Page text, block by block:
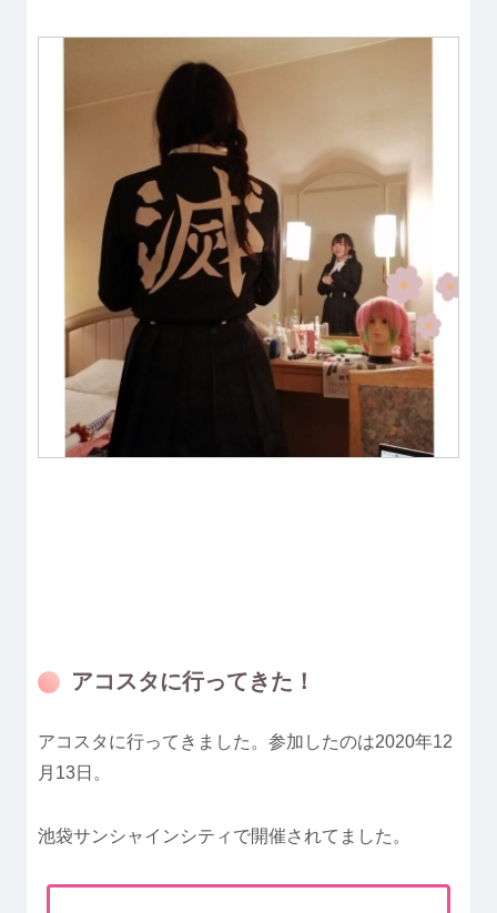
アコスタに行ってきた！
アコスタに行ってきました。参加したのは2020年12
月13日。
池袋サンシャインシティで開催されてました。